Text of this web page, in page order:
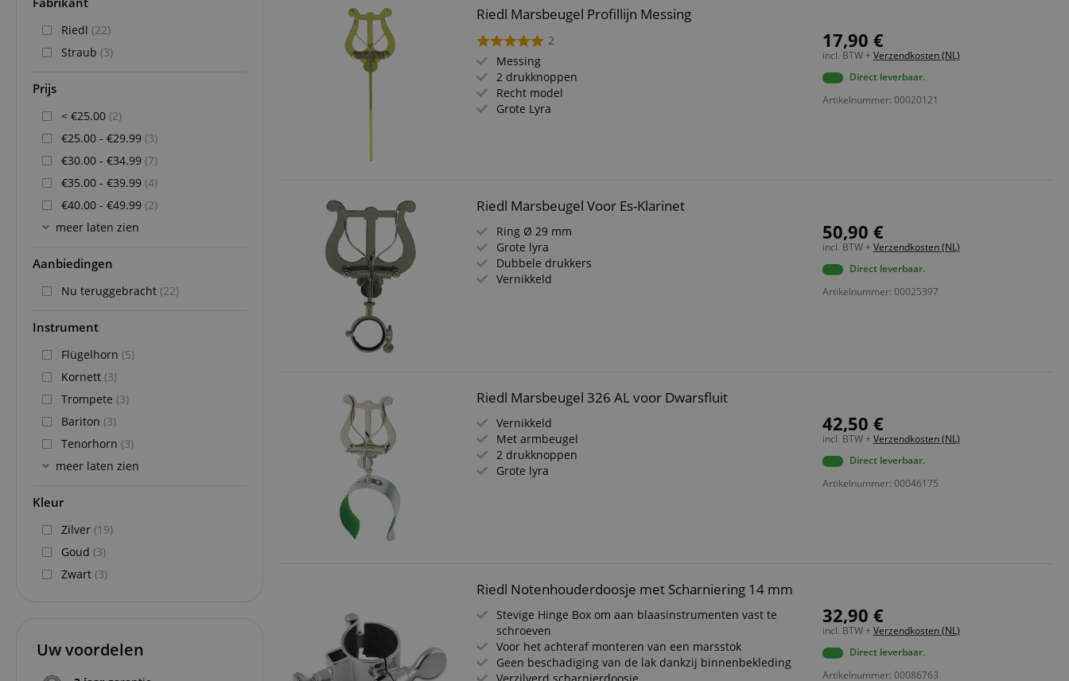
Riedl Marsbeugel Profillijn Messing
2
Messing
2 drukknoppen
Recht model
Grote Lyra
17,90 €
incl. BTW + Verzendkosten (NL)
Direct leverbaar.
Artikelnummer: 00020121
Riedl Marsbeugel Voor Es-Klarinet
Ring Ø 29 mm
Grote lyra
Dubbele drukkers
Vernikkeld
50,90 €
incl. BTW + Verzendkosten (NL)
Direct leverbaar.
Artikelnummer: 00025397
Riedl Marsbeugel 326 AL voor Dwarsfluit
Vernikkeld
Met armbeugel
2 drukknoppen
Grote lyra
42,50 €
incl. BTW + Verzendkosten (NL)
Direct leverbaar.
Artikelnummer: 00046175
Riedl Notenhouderdoosje met Scharniering 14 mm
Stevige Hinge Box om aan blaasinstrumenten vast te
schroeven
Voor het achteraf monteren van een marsstok
Geen beschadiging van de lak dankzij binnenbekleding
32,90 €
incl. BTW + Verzendkosten (NL)
Direct leverbaar.
Artikelnummer: 00086763
Riedl (22)
Straub (3)
Prijs
< €25.00 (2)
€25.00 - €29.99 (3)
€30.00 - €34.99 (7)
€35.00 - €39.99 (4)
€40.00 - €49.99 (2)
meer laten zien
Aanbiedingen
Nu teruggebracht (22)
Instrument
Flügelhorn (5)
Kornett (3)
Trompete (3)
Bariton (3)
Tenorhorn (3)
meer laten zien
Kleur
Zilver (19)
Goud (3)
Zwart (3)
Uw voordelen